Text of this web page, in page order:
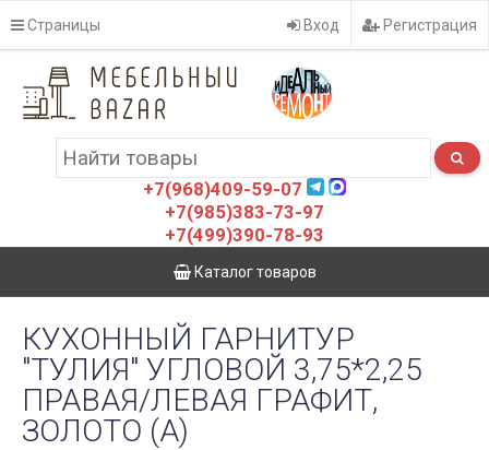
Страницы Вход Регистрация
+7(968)409-59-07
+7(985)383-73-97
+7(499)390-78-93
Каталог товаров
КУХОННЫЙ ГАРНИТУР
"ТУЛИЯ" УГЛОВОЙ 3,75*2,25
ПРАВАЯ/ЛЕВАЯ ГРАФИТ,
ЗОЛОТО (А)